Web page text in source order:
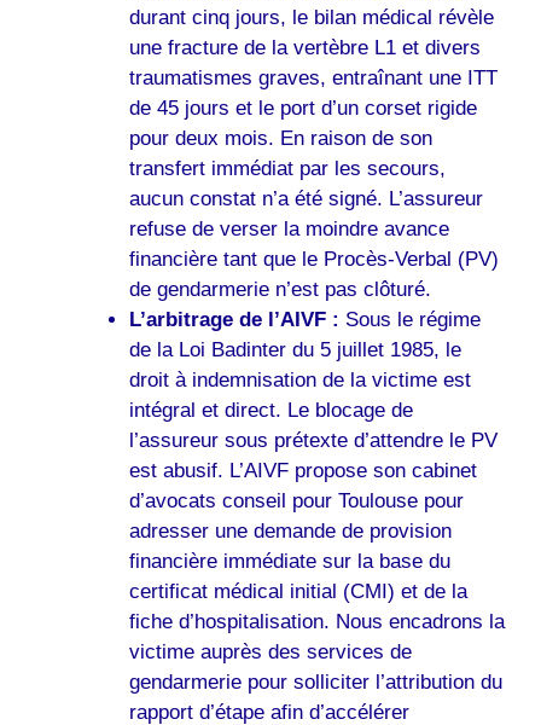
durant cinq jours, le bilan médical révèle
une fracture de la vertèbre L1 et divers
traumatismes graves, entraînant une ITT
de 45 jours et le port d’un corset rigide
pour deux mois. En raison de son
transfert immédiat par les secours,
aucun constat n’a été signé. L’assureur
refuse de verser la moindre avance
financière tant que le Procès-Verbal (PV)
de gendarmerie n’est pas clôturé.
L’arbitrage de l’AIVF : Sous le régime
de la Loi Badinter du 5 juillet 1985, le
droit à indemnisation de la victime est
intégral et direct. Le blocage de
l’assureur sous prétexte d’attendre le PV
est abusif. L’AIVF propose son cabinet
d’avocats conseil pour Toulouse pour
adresser une demande de provision
financière immédiate sur la base du
certificat médical initial (CMI) et de la
fiche d’hospitalisation. Nous encadrons la
victime auprès des services de
gendarmerie pour solliciter l’attribution du
rapport d’étape afin d’accélérer